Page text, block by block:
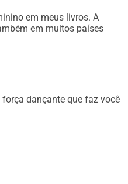
em meus livros. A
em muitos países
dançante que faz você